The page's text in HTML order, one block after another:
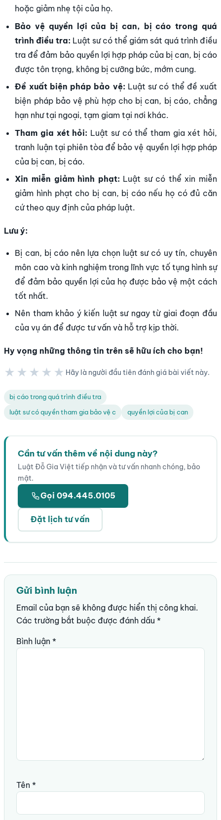
hoặc giảm nhẹ tội của họ.
Bảo vệ quyền lợi của bị can, bị cáo trong quá
trình điều tra: Luật sư có thể giám sát quá trình điều
tra để đảm bảo quyền lợi hợp pháp của bị can, bị cáo
được tôn trọng, không bị cưỡng bức, mớm cung.
Đề xuất biện pháp bảo vệ: Luật sư có thể đề xuất
biện pháp bảo vệ phù hợp cho bị can, bị cáo, chẳng
hạn như tại ngoại, tạm giam tại nơi khác.
Tham gia xét hỏi: Luật sư có thể tham gia xét hỏi,
tranh luận tại phiên tòa để bảo vệ quyền lợi hợp pháp
của bị can, bị cáo.
Xin miễn giảm hình phạt: Luật sư có thể xin miễn
giảm hình phạt cho bị can, bị cáo nếu họ có đủ căn
cứ theo quy định của pháp luật.
Lưu ý:
Bị can, bị cáo nên lựa chọn luật sư có uy tín, chuyên
môn cao và kinh nghiệm trong lĩnh vực tố tụng hình sự
để đảm bảo quyền lợi của họ được bảo vệ một cách
tốt nhất.
Nên tham khảo ý kiến luật sư ngay từ giai đoạn đầu
của vụ án để được tư vấn và hỗ trợ kịp thời.
Hy vọng những thông tin trên sẽ hữu ích cho bạn!
★★★★★ Hãy là người đầu tiên đánh giá bài viết này.
bị cáo trong quá trình điều tra
luật sư có quyền tham gia bảo vệ c
quyền lợi của bị can
Cần tư vấn thêm về nội dung này?
Luật Đỗ Gia Việt tiếp nhận và tư vấn nhanh chóng, bảo
mật.
Gọi 094.445.0105
Đặt lịch tư vấn
Gửi bình luận
Email của bạn sẽ không được hiển thị công khai.
Các trường bắt buộc được đánh dấu *
Bình luận *
Tên *